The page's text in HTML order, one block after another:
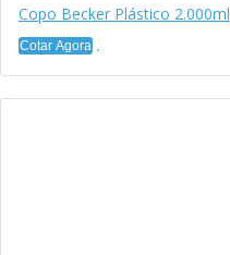
Copo Becker Plástico 2.000ml
Cotar Agora